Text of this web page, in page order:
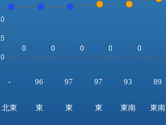
- 96 97 97 93 89
北東 東 東 東 東南 東南